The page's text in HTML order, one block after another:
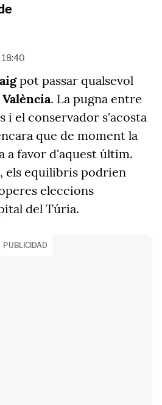
pot passar qualsevol
. La pugna entre
i el conservador s'acosta
que de moment la
a favor d'aquest últim.
els equilibris podrien
eleccions
del Túria.
PUBLICIDAD